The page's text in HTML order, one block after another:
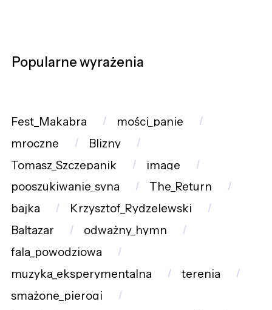
Popularne wyrażenia
Fest_Makabra
mości_panie
mroczne
Blizny
Tomasz_Szczepanik
image
pooszukiwanie_syna
The_Return
bajka
Krzysztof_Rydzelewski
Baltazar
odważny_hymn
fala_powodziowa
muzyka_eksperymentalna
terenia
smażone_pierogi